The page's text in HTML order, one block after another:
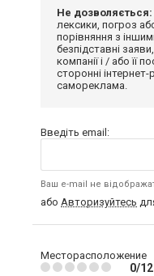
Не дозволяється:
лексики, погроз
порівняння з
безпідставні
компанії і / або її
сторонні
самореклама.
Введіть email:
Ваш e-mail не
або Авторизуйтесь
Месторасположение
0/12